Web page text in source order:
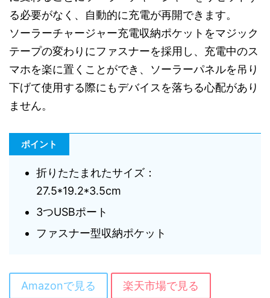
る必要がなく、自動的に充電が再開できます。
ソーラーチャージャー充電収納ポケットをマジック
テープの変わりにファスナーを採用し、充電中のス
マホを楽に置くことができ、ソーラーパネルを吊り
下げて使用する際にもデバイスを落ちる心配があり
ません。
ポイント
折りたたまれたサイズ：
27.5*19.2*3.5cm
3つUSBポート
ファスナー型収納ポケット
Amazonで見る 楽天市場で見る